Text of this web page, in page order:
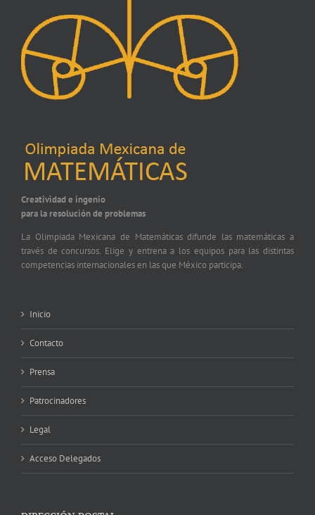
Creatividad e ingenio
para la resolución de problemas
La Olimpiada Mexicana de Matemáticas difunde las matemáticas a
través de concursos. Elige y entrena a los equipos para las distintas
competencias internacionales en las que México participa.
Inicio
Contacto
Prensa
Patrocinadores
Legal
Acceso Delegados